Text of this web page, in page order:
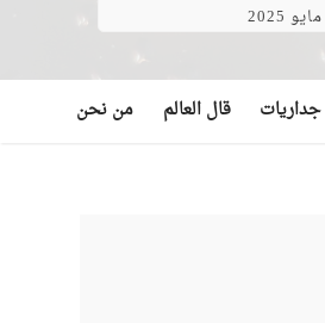
قال العالم من نحن